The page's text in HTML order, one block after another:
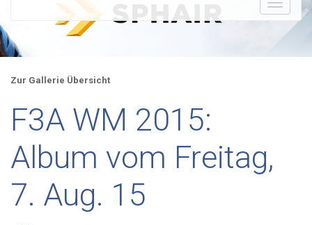
Zur Gallerie Übersicht
F3A WM 2015:
Album vom Freitag,
7. Aug. 15